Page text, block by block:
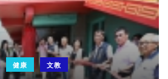
健康 文教